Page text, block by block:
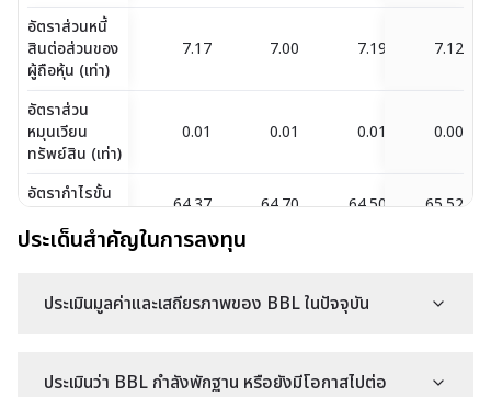
อัตราส่วนหนี้
สินต่อส่วนของ
ผู้ถือหุ้น (เท่า)
7.17 7.00 7.19 7.12
อัตราส่วน
หมุนเวียน
ทรัพย์สิน (เท่า)
0.01 0.01 0.01 0.00
อัตรากำไรขั้น
64.37 64.70 64.50 65.52
อัตรากำไรสุทธิ
ประเด็นสำคัญในการลงทุน
ประเมินมูลค่าและเสถียรภาพของ BBL ในปัจจุบัน
ประเมินว่า BBL กำลังพักฐาน หรือยังมีโอกาสไปต่อ